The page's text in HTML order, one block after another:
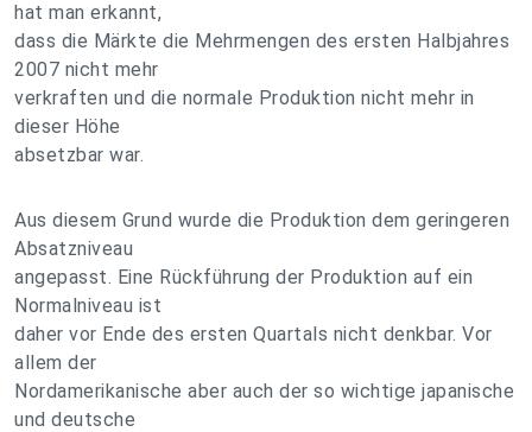
hat man erkannt,
dass die Märkte die Mehrmengen des ersten Halbjahres
2007 nicht mehr
verkraften und die normale Produktion nicht mehr in
dieser Höhe
absetzbar war.
Aus diesem Grund wurde die Produktion dem geringeren
Absatzniveau
angepasst. Eine Rückführung der Produktion auf ein
Normalniveau ist
daher vor Ende des ersten Quartals nicht denkbar. Vor
allem der
Nordamerikanische aber auch der so wichtige japanische
und deutsche